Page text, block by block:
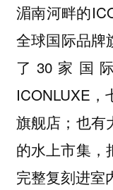
湄南河畔的
全球国际品
了30家国
ICONLUXE
旗舰店；也有
的水上市集，
完整复刻进室